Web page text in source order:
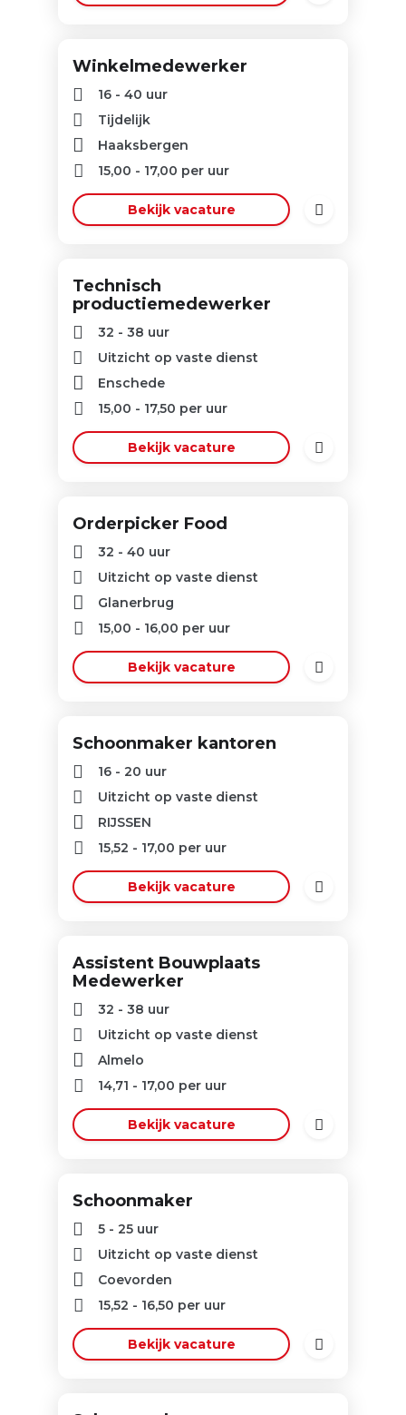
Winkelmedewerker
16 - 40 uur
Tijdelijk
Haaksbergen
15,00 - 17,00 per uur
Bekijk vacature
Technisch
productiemedewerker
32 - 38 uur
Uitzicht op vaste dienst
Enschede
15,00 - 17,50 per uur
Bekijk vacature
Orderpicker Food
32 - 40 uur
Uitzicht op vaste dienst
Glanerbrug
15,00 - 16,00 per uur
Bekijk vacature
Schoonmaker kantoren
16 - 20 uur
Uitzicht op vaste dienst
RIJSSEN
15,52 - 17,00 per uur
Bekijk vacature
Assistent Bouwplaats
Medewerker
32 - 38 uur
Uitzicht op vaste dienst
Almelo
14,71 - 17,00 per uur
Bekijk vacature
Schoonmaker
5 - 25 uur
Uitzicht op vaste dienst
Coevorden
15,52 - 16,50 per uur
Bekijk vacature